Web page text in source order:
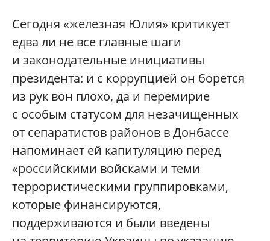
Сегодня «железная Юлия» критикует
едва ли не все главные шаги
и законодательные инициативы
президента: и с коррупцией он борется
из рук вон плохо, да и перемирие
с особым статусом для незачищенных
от сепаратистов районов в Донбассе
напоминает ей капитуляцию перед
«российскими войсками и теми
террористическими группировками,
которые финансируются,
поддерживаются и были введены